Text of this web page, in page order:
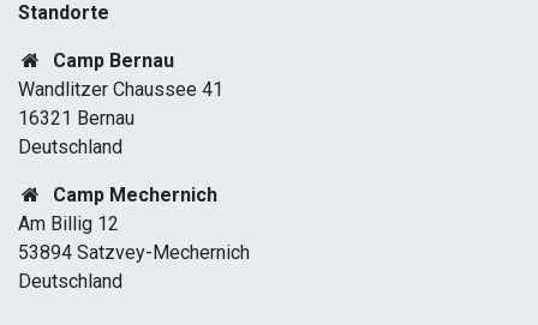
Standorte​
Camp Bernau
Wandlitzer Chaussee 41
16321 Bernau
Deutschland
Camp Mechernich
Am Billig 12
53894 Satzvey-Mechernich
Deutschland